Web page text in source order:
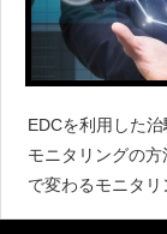
EDCを利用した
モニタリングの
で変わるモニタ
利用環境調査の